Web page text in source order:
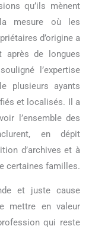
qu’ils mènent
la mesure où les
d’origine a
après de longues
l’expertise
plusieurs ayants
et localisés. Il a
l’ensemble des
en dépit
d’archives et à
certaines familles.
et juste cause
mettre en valeur
qui reste